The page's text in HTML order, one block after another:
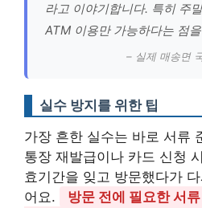
라고 이야기합니다. 특히 주
ATM 이용만 가능하다는 점
– 실제 매송면
실수 방지를 위한 팁
가장 흔한 실수는 바로 서류
통장 재발급이나 카드 신청
효기간을 잊고 방문했다가
어요.
방문 전에 필요한 서